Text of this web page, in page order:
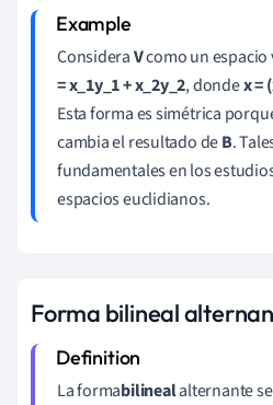
ConsideraVcomo un espacio
= x_1y_1 + x_2y_2, dondex =
Esta forma es simétrica
cambia el resultado deB.
fundamentales en los
espacios euclidianos.
Forma bilineal
La formabilinealalternante